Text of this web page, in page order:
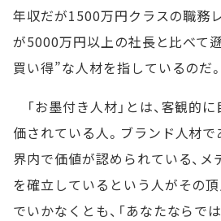
年収だが1500万円クラスの職務
が5000万円以上の社長と比べて
買い得”な人材を指しているのだ。
「お墨付き人材」とは、客観的
価されている人。ブランド人材
界内で価値が認められている、
を確立しているという人がその
でいかなくとも、「あなたならで